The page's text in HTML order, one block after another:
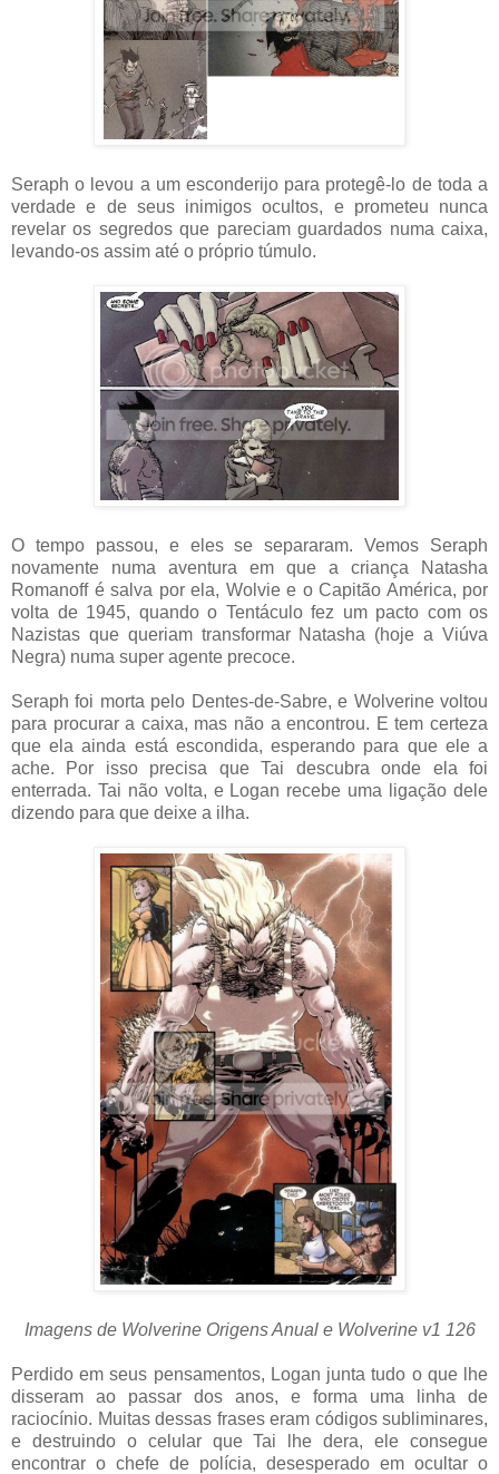
Seraph o levou a um esconderijo para protegê-lo de toda a
verdade e de seus inimigos ocultos, e prometeu nunca
revelar os segredos que pareciam guardados numa caixa,
levando-os assim até o próprio túmulo.
O tempo passou, e eles se separaram. Vemos Seraph
novamente numa aventura em que a criança Natasha
Romanoff é salva por ela, Wolvie e o Capitão América, por
volta de 1945, quando o Tentáculo fez um pacto com os
Nazistas que queriam transformar Natasha (hoje a Viúva
Negra) numa super agente precoce.
Seraph foi morta pelo Dentes-de-Sabre, e Wolverine voltou
para procurar a caixa, mas não a encontrou. E tem certeza
que ela ainda está escondida, esperando para que ele a
ache. Por isso precisa que Tai descubra onde ela foi
enterrada. Tai não volta, e Logan recebe uma ligação dele
dizendo para que deixe a ilha.
Imagens de Wolverine Origens Anual e Wolverine v1 126
Perdido em seus pensamentos, Logan junta tudo o que lhe
disseram ao passar dos anos, e forma uma linha de
raciocínio. Muitas dessas frases eram códigos subliminares,
e destruindo o celular que Tai lhe dera, ele consegue
encontrar o chefe de polícia, desesperado em ocultar o